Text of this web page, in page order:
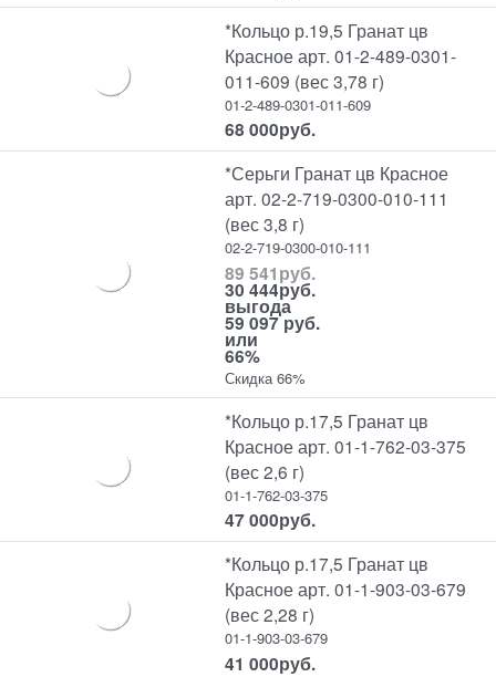
*Кольцо р.19,5 Гранат цв
Красное арт. 01-2-489-0301-
011-609 (вес 3,78 г)
01-2-489-0301-011-609
68 000руб.
*Серьги Гранат цв Красное
арт. 02-2-719-0300-010-111
(вес 3,8 г)
02-2-719-0300-010-111
89 541руб.
30 444руб.
выгода
59 097 руб.
или
66%
Скидка 66%
*Кольцо р.17,5 Гранат цв
Красное арт. 01-1-762-03-375
(вес 2,6 г)
01-1-762-03-375
47 000руб.
*Кольцо р.17,5 Гранат цв
Красное арт. 01-1-903-03-679
(вес 2,28 г)
01-1-903-03-679
41 000руб.